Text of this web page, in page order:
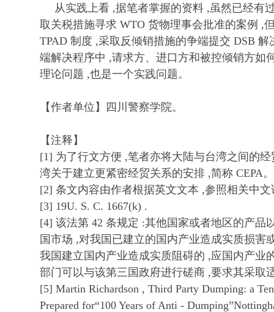
从实践上看 ,据笔者掌握的资料 ,虽然已经有
取关税措施寻求 WTO 货物理事会批准的案例 ,
TPAD 制度 ,采取反倾销措施的争端提交 DSB
端解决程序中 ,请求方、进口方和被控倾销方如
理论问题 ,也是一个实践问题。
【作者单位】四川警察学院。
【注释】
[1] 为了行文方便 ,笔者亦将大陆与台湾之间的
湾关于建立更紧密经贸关系的安排 ,简称 CEPA。
[2] 条文内容由作者根据英文文本 ,参照相关中
[3] 19U. S. C. 1667(k) .
[4] 该法第 42 条规定 :其他国家或者地区的产品
国市场 ,对我国已建立的国内产业造成实质损害
我国建立国内产业造成实质阻碍的 ,应国内产业
部门可以与该第三国政府进行磋商 ,要求其采取
[5] Martin Richardson , Third Party Dumping: a
Prepared for“100 Years of Anti -